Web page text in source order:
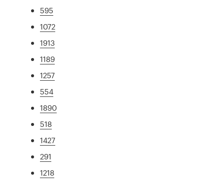
595
1072
1913
1189
1257
554
1890
518
1427
291
1218